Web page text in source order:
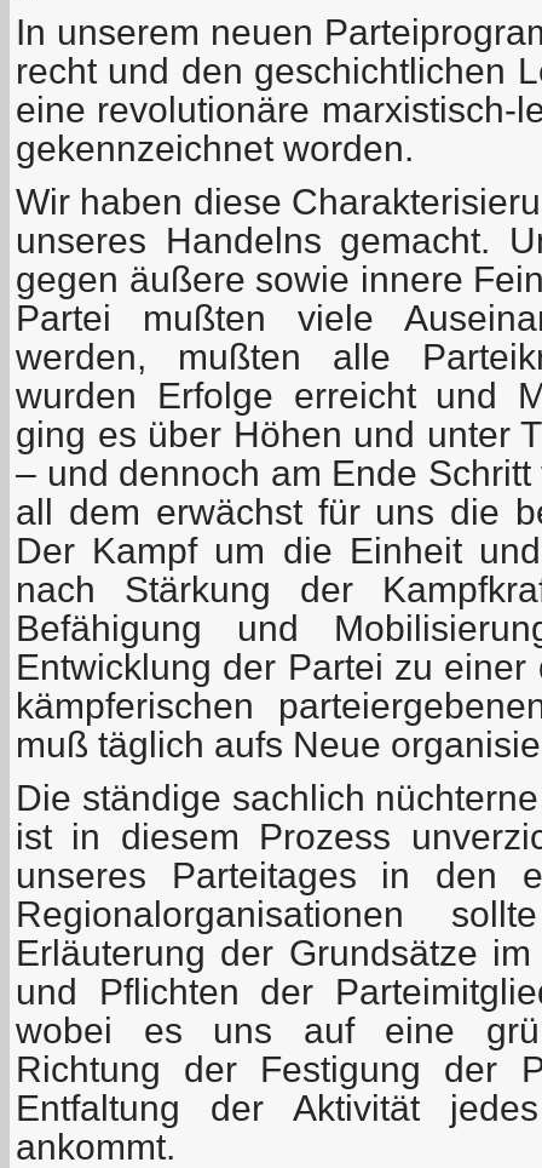
In unserem neuen
recht und den geschichtlichen
eine revolutionäre marxistisch-
gekennzeichnet worden.
Wir haben diese
unseres Handelns gemacht.
gegen äußere sowie innere
Partei mußten viele
werden, mußten alle
wurden Erfolge erreicht und
ging es über Höhen und unter
– und dennoch am Ende
all dem erwächst für uns die
Der Kampf um die Einheit
nach Stärkung der
Befähigung und
Entwicklung der Partei zu
kämpferischen
muß täglich aufs Neue
Die ständige sachlich
ist in diesem Prozess
unseres Parteitages in den
Regionalorganisationen
Erläuterung der Grundsätze
und Pflichten der
wobei es uns auf eine
Richtung der Festigung der
Entfaltung der Aktivität
ankommt.